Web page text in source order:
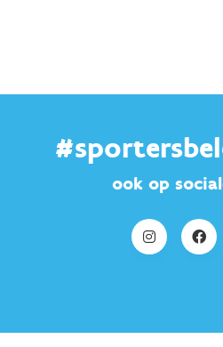
ook op